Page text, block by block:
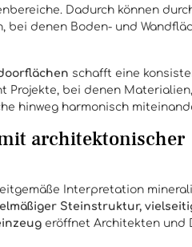
Dadurch können
bei denen Boden- und
schafft eine
Projekte, bei denen
hinweg harmonisch
architektonischer
Interpretation
Steinstruktur,
eröffnet Architekten und